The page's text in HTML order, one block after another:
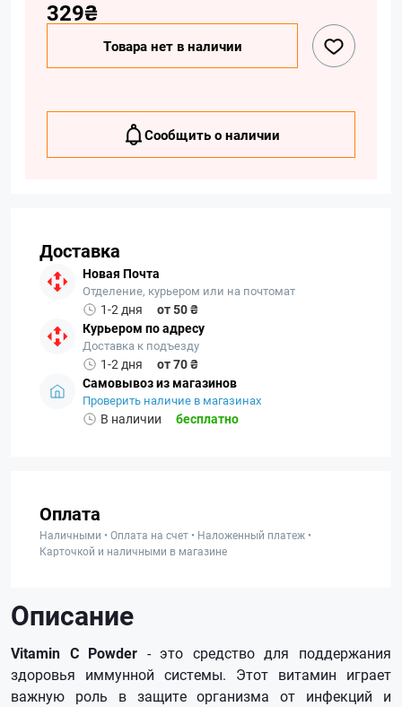
329₴
Товара нет в наличии
Сообщить о наличии
Доставка
Новая Почта
Отделение, курьером или на почтомат
1-2 дня
от 50 ₴
Курьером по адресу
Доставка к подъезду
1-2 дня
от 70 ₴
Самовывоз из магазинов
Проверить наличие в магазинах
В наличии бесплатно
Оплата
Наличными • Оплата на счет • Наложенный платеж •
Карточкой и наличными в магазине
Описание
Vitamin C Powder - это средство для поддержания
здоровья иммунной системы. Этот витамин играет
важную роль в защите организма от инфекций и